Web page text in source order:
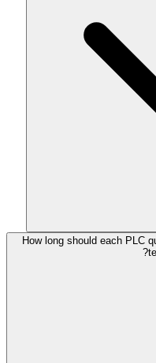
How long should each PLC